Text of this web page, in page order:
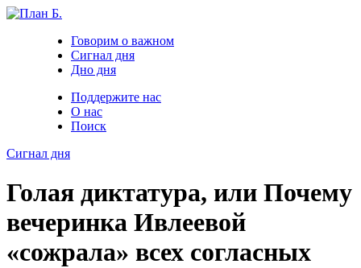
Говорим о важном
Сигнал дня
Дно дня
Поддержите нас
О нас
Поиск
Сигнал дня
Голая диктатура, или Почему
вечеринка Ивлеевой
«сожрала» всех согласных